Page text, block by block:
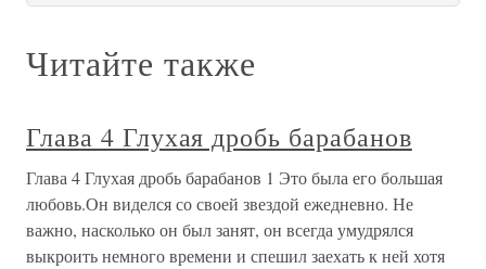
Читайте также
Глава 4 Глухая дробь барабанов
Глава 4 Глухая дробь барабанов 1 Это была его большая
любовь.Он виделся со своей звездой ежедневно. Не
важно, насколько он был занят, он всегда умудрялся
выкроить немного времени и спешил заехать к ней хотя